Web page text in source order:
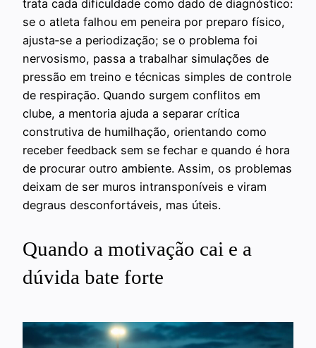
trata cada dificuldade como dado de diagnóstico:
se o atleta falhou em peneira por preparo físico,
ajusta‑se a periodização; se o problema foi
nervosismo, passa a trabalhar simulações de
pressão em treino e técnicas simples de controle
de respiração. Quando surgem conflitos em
clube, a mentoria ajuda a separar crítica
construtiva de humilhação, orientando como
receber feedback sem se fechar e quando é hora
de procurar outro ambiente. Assim, os problemas
deixam de ser muros intransponíveis e viram
degraus desconfortáveis, mas úteis.
Quando a motivação cai e a
dúvida bate forte